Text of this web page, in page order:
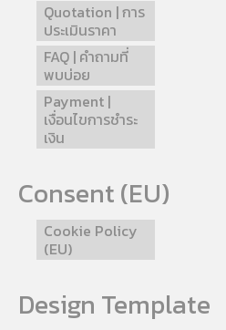
Quotation | การ
ประเมินราคา
FAQ | คำถามที่
พบบ่อย
Payment |
เงื่อนไขการชำระ
เงิน
Consent (EU)
Cookie Policy
(EU)
Design Template